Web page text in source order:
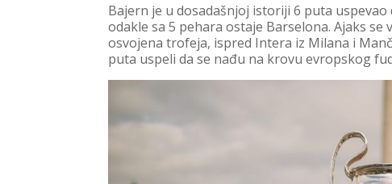
Bajern je u dosadašnjoj istoriji 6 puta
odakle sa 5 pehara ostaje Barselona. Ajaks se
osvojena trofeja, ispred Intera iz Milana i
puta uspeli da se nađu na krovu evropskog